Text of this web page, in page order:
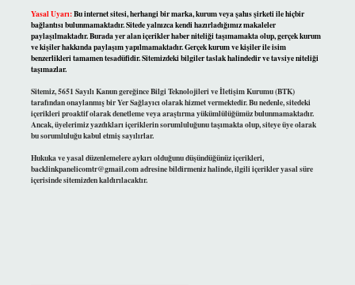
Yasal Uyarı:Bu internet sitesi, herhangi bir marka, kurum veya şahıs şirketi ile hiçbir
bağlantısı bulunmamaktadır. Sitede yalnızca kendi hazırladığımız makaleler
paylaşılmaktadır. Burada yer alan içerikler haber niteliği taşımamakta olup, gerçek kurum
ve kişiler hakkında paylaşım yapılmamaktadır. Gerçek kurum ve kişiler ile isim
benzerlikleri tamamen tesadüfidir. Sitemizdeki bilgiler taslak halindedir ve tavsiye niteliği
taşımazlar.
Sitemiz, 5651 Sayılı Kanun gereğince Bilgi Teknolojileri ve İletişim Kurumu (BTK)
tarafından onaylanmış bir Yer Sağlayıcı olarak hizmet vermektedir. Bu nedenle, sitedeki
içerikleri proaktif olarak denetleme veya araştırma yükümlülüğümüz bulunmamaktadır.
Ancak, üyelerimiz yazdıkları içeriklerin sorumluluğunu taşımakta olup, siteye üye olarak
bu sorumluluğu kabul etmiş sayılırlar.
Hukuka ve yasal düzenlemelere aykırı olduğunu düşündüğünüz içerikleri,
backlinkpanelicomtr@gmail.comadresine bildirmeniz halinde, ilgili içerikler yasal süre
içerisinde sitemizden kaldırılacaktır.